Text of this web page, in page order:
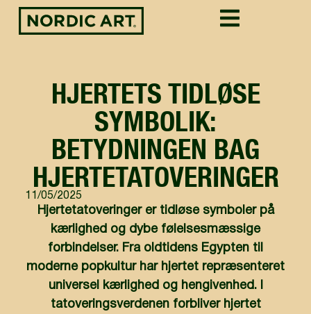
HJERTETS TIDLØSE
SYMBOLIK:
BETYDNINGEN BAG
HJERTETATOVERINGER
11/05/2025
Hjertetatoveringer er tidløse symboler på
kærlighed og dybe følelsesmæssige
forbindelser. Fra oldtidens Egypten til
moderne popkultur har hjertet repræsenteret
universel kærlighed og hengivenhed. I
tatoveringsverdenen forbliver hjertet